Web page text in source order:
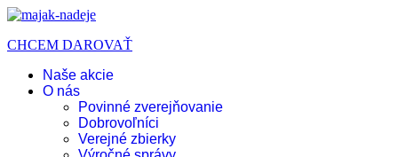
CHCEM DAROVAŤ
Naše akcie
O nás
Povinné zverejňovanie
Dobrovoľníci
Verejné zbierky